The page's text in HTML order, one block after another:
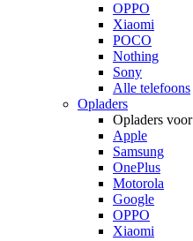
OPPO
Xiaomi
POCO
Nothing
Sony
Alle telefoons
Opladers
Opladers voor
Apple
Samsung
OnePlus
Motorola
Google
OPPO
Xiaomi